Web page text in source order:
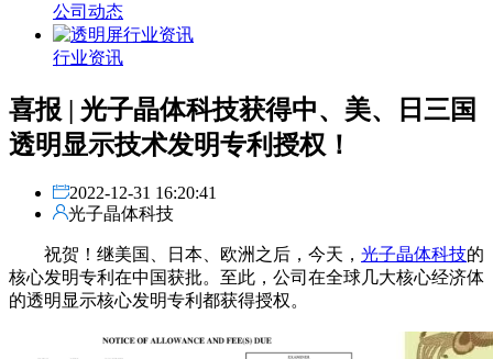
公司动态
行业资讯
喜报 | 光子晶体科技获得中、美、日三国
透明显示技术发明专利授权！
2022-12-31 16:20:41
光子晶体科技
祝贺！继美国、日本、欧洲之后，今天， 光子晶体科技的
核心发明专利在中国获批。至此，公司在全球几大核心经济体
的透明显示核心发明专利都获得授权。